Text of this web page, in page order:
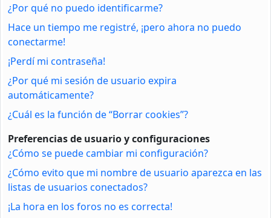
¿Por qué no puedo identificarme?
Hace un tiempo me registré, ¡pero ahora no puedo
conectarme!
¡Perdí mi contraseña!
¿Por qué mi sesión de usuario expira
automáticamente?
¿Cuál es la función de “Borrar cookies”?
Preferencias de usuario y configuraciones
¿Cómo se puede cambiar mi configuración?
¿Cómo evito que mi nombre de usuario aparezca en las
listas de usuarios conectados?
¡La hora en los foros no es correcta!